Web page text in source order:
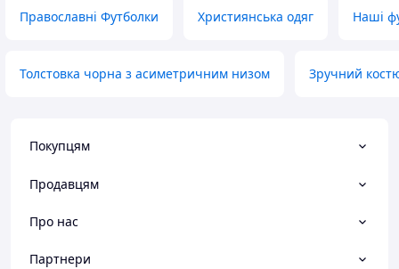
Православні Футболки Християнська одяг Наші
Толстовка чорна з асиметричним низом Зручний
Покупцям
Продавцям
Про нас
Партнери